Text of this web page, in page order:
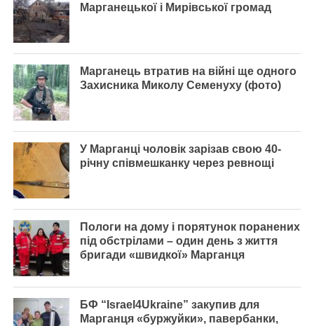
Марганецької і Мирівської громад
Марганець втратив на війні ще одного
Захисника Миколу Семенуху (фото)
У Марганці чоловік зарізав свою 40-
річну співмешканку через ревнощі
Пологи на дому і порятунок поранених
під обстрілами – один день з життя
бригади «швидкої» Марганця
БФ “Israel4Ukraine” закупив для
Марганця «буржуйки», павербанки,